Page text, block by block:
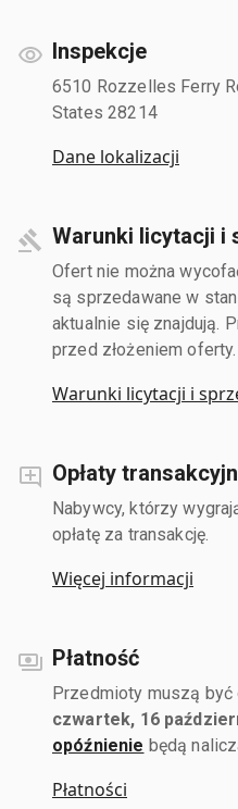
Inspekcje
6510 Rozzelles Ferry
States 28214
Dane lokalizacji
Warunki licytacji i
Ofert nie można
są sprzedawane w
aktualnie się znajdują.
przed złożeniem oferty.
Warunki licytacji i
Opłaty
Nabywcy, którzy
opłatę za transakcję.
Więcej informacji
Płatność
Przedmioty muszą być
czwartek, 16
opóźnienie będą
Płatności